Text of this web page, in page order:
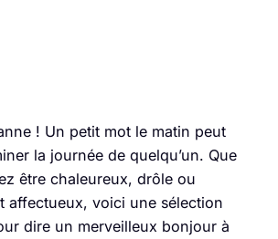
! Un petit mot le matin peut
la journée de quelqu’un. Que
être chaleureux, drôle ou
affectueux, voici une sélection
dire un merveilleux bonjour à